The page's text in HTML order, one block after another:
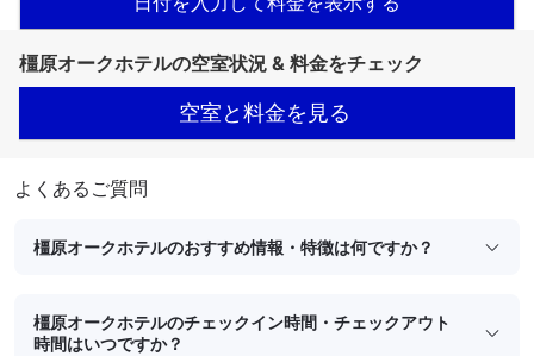
橿原オークホテルの空室状況 & 料金をチェック
空室と料金を見る
よくあるご質問
橿原オークホテルのおすすめ情報・特徴は何ですか？
橿原オークホテルのチェックイン時間・チェックアウト
時間はいつですか？